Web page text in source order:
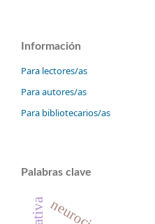
Información
Para lectores/as
Para autores/as
Para bibliotecarios/as
Palabras clave